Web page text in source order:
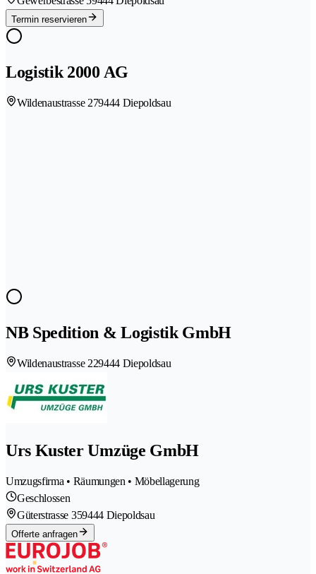
Termin reservieren
Logistik 2000 AG
Wildenaustrasse 279444 Diepoldsau
NB Spedition & Logistik GmbH
Wildenaustrasse 229444 Diepoldsau
Urs Kuster Umzüge GmbH
Umzugsfirma • Räumungen • Möbellagerung
Geschlossen
Güterstrasse 359444 Diepoldsau
Offerte anfragen